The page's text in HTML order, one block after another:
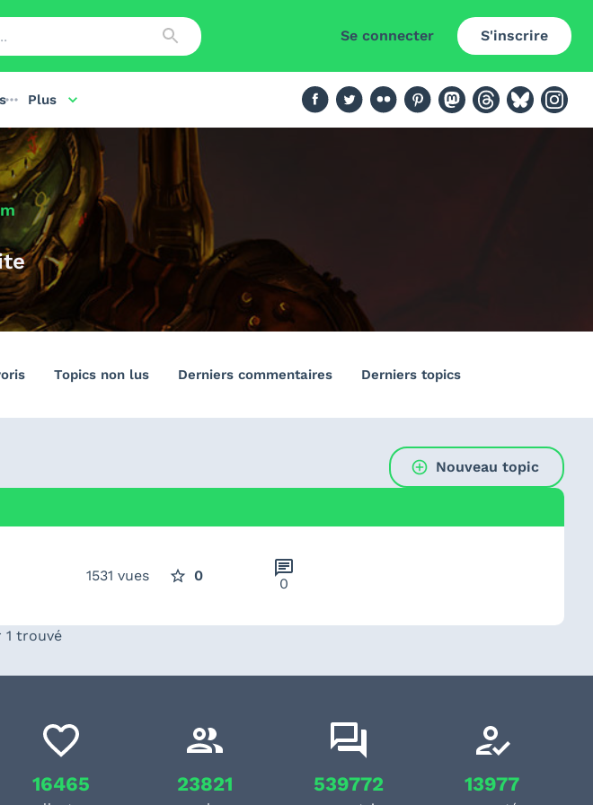
Se connecter S'inscrire
Plus
Topics non lus Derniers commentaires Derniers topics
Nouveau topic
1531 vues 0 chat
0
1 trouvé
16465 23821 539772 13977